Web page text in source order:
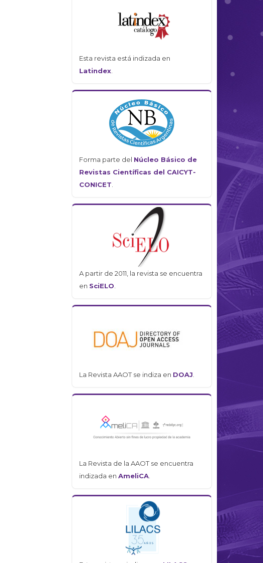
Esta revista está indizada en
Latindex.
Forma parte del Núcleo Básico de
Revistas Científicas del CAICYT-
CONICET.
A partir de 2011, la revista se encuentra
en SciELO.
La Revista AAOT se indiza en DOAJ.
La Revista de la AAOT se encuentra
indizada en AmeliCA.